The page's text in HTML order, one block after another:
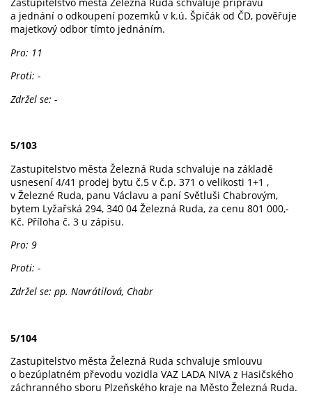
Zastupitelstvo města Železná Ruda schvaluje přípravu
a jednání o odkoupení pozemků v k.ú. Špičák od ČD, pověřuje
majetkový odbor tímto jednáním.
Pro: 11
Proti: -
Zdržel se: -
5/103
Zastupitelstvo města Železná Ruda schvaluje na základě
usnesení 4/41 prodej bytu č.5 v č.p. 371 o velikosti 1+1 ,
v Železné Ruda, panu Václavu a paní Světluši Chabrovým,
bytem Lyžařská 294, 340 04 Železná Ruda, za cenu 801 000,-
Kč. Příloha č. 3 u zápisu.
Pro: 9
Proti: -
Zdržel se: pp. Navrátilová, Chabr
5/104
Zastupitelstvo města Železná Ruda schvaluje smlouvu
o bezúplatném převodu vozidla VAZ LADA NIVA z Hasičského
záchranného sboru Plzeňského kraje na Město Železná Ruda.